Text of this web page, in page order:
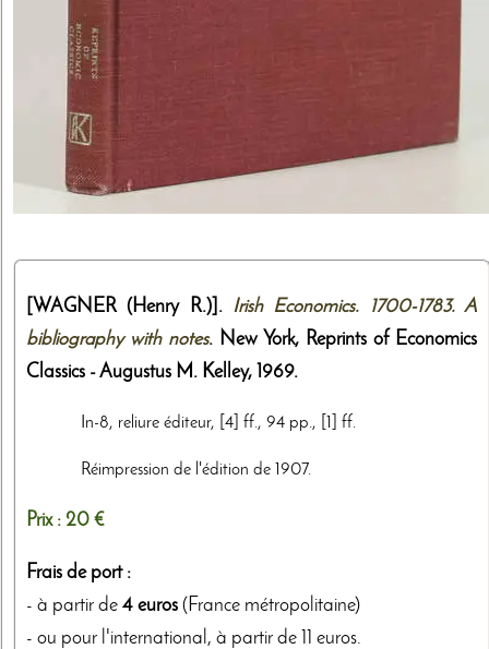
[WAGNER (Henry R.)]. Irish Economics. 1700-1783. A
bibliography with notes. New York, Reprints of Economics
Classics - Augustus M. Kelley, 1969.
In-8, reliure éditeur, [4] ff., 94 pp., [1] ff.
Réimpression de l'édition de 1907.
Prix : 20 €
Frais de port :
- à partir de 4 euros (France métropolitaine)
- ou pour l'international, à partir de 11 euros.